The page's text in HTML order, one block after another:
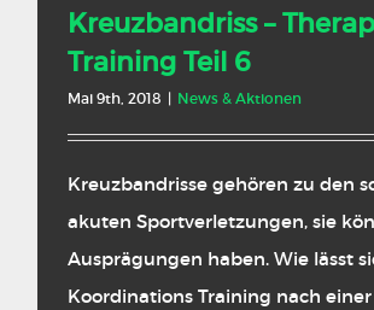
Kreuzbandriss –
Training Teil 6
Mai 9th, 2018 | News & Aktionen
Kreuzbandrisse gehören zu den
akuten Sportverletzungen, sie
Ausprägungen haben. Wie lässt
Koordinations Training nach einer